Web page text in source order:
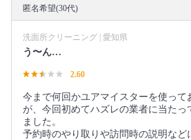
匿名希望(30代)
洗面所クリーニング | 愛知県
う〜ん…
2.60
今まで何回かユアマイスターを使って
が、今回初めてハズレの業者に当たっ
ました。
予約時のやり取りや訪問時の説明など